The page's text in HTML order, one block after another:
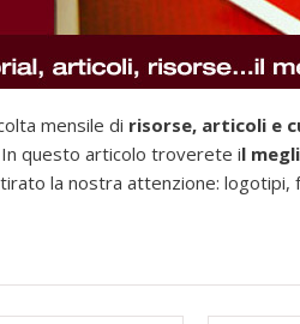
mensile di risorse, articoli e
questo articolo troverete il
la nostra attenzione: